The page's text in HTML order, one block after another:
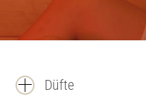
Düfte